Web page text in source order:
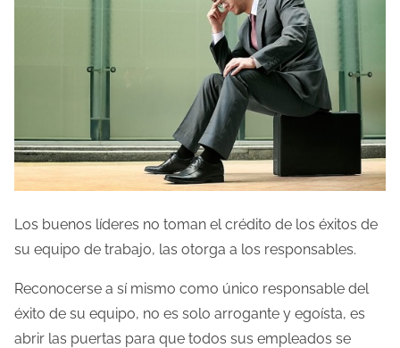
Los buenos líderes no toman el crédito de los éxitos de
su equipo de trabajo, las otorga a los responsables.
Reconocerse a sí mismo como único responsable del
éxito de su equipo, no es solo arrogante y egoísta, es
abrir las puertas para que todos sus empleados se